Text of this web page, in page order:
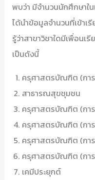
พบว่า มีจำนวนนักศึกษาใน
ได้นำข้อมูลจำนวนที่เข้าเ
รู้ว่าสาขาวิชาใดมีเพื่อนเ
เป็นดังนี้
ครุศาสตรบัณฑิต (ก
สาธารณสุขชุมชน
ครุศาสตรบัณฑิต (กา
ครุศาสตรบัณฑิต (กา
ครุศาสตรบัณฑิต (กา
ครุศาสตรบัณฑิต (กา
เคมีประยุกต์